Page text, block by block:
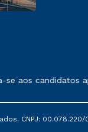
serviços.
aos candidatos
CNPJ: 00.078.220/